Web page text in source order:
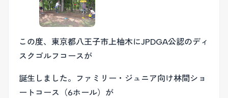
この度、東京都八王子市上柚木にJPDGA公認のディ
スクゴルフコースが
誕生しました。ファミリー・ジュニア向け林間ショ
ートコース（6ホール）が